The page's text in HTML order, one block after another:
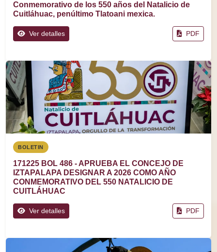
Conmemorativo de los 550 años del Natalicio de
Cuitláhuac, penúltimo Tlatoani mexica.
Ver detalles PDF
BOLETIN
171225 BOL 486 - APRUEBA EL CONCEJO DE
IZTAPALAPA DESIGNAR A 2026 COMO AÑO
CONMEMORATIVO DEL 550 NATALICIO DE
CUITLÁHUAC
Ver detalles PDF